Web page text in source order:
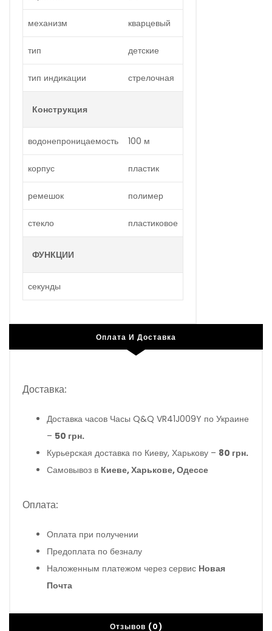
механизм кварцевый
тип детские
тип индикации стрелочная
Конструкция
водонепроницаемость 100 м
корпус пластик
ремешок полимер
стекло пластиковое
ФУНКЦИИ
секунды
Оплата И Доставка
Доставка:
Доставка часов Часы Q&Q VR41J009Y по Украине
– 50 грн.
Курьерская доставка по Киеву, Харькову – 80 грн.
Самовывоз в Киеве, Харькове, Одессе
Оплата:
Оплата при получении
Предоплата по безналу
Наложенным платежом через сервис Новая
Почта
Отзывов (0)